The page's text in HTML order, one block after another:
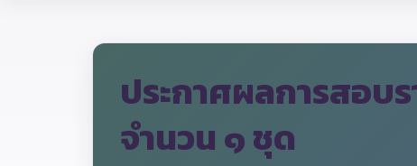
ประกาศผลการสอ
จำนวน ๑ ชุด